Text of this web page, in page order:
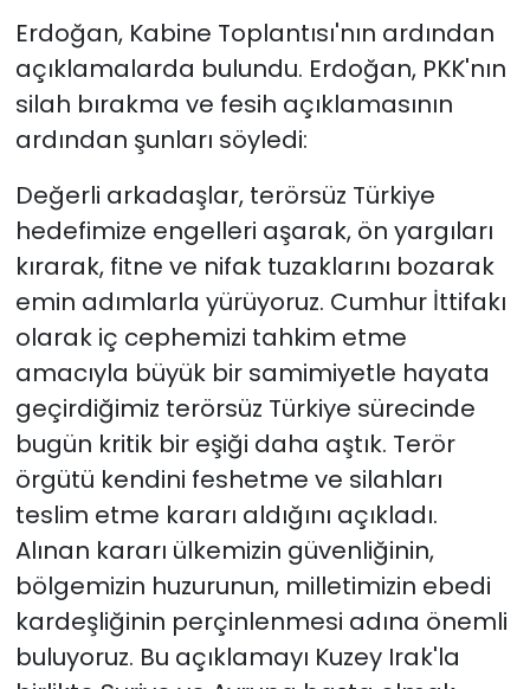
Erdoğan, Kabine Toplantısı'nın ardından
açıklamalarda bulundu. Erdoğan, PKK'nın
silah bırakma ve fesih açıklamasının
ardından şunları söyledi:
Değerli arkadaşlar, terörsüz Türkiye
hedefimize engelleri aşarak, ön yargıları
kırarak, fitne ve nifak tuzaklarını bozarak
emin adımlarla yürüyoruz. Cumhur İttifakı
olarak iç cephemizi tahkim etme
amacıyla büyük bir samimiyetle hayata
geçirdiğimiz terörsüz Türkiye sürecinde
bugün kritik bir eşiği daha aştık. Terör
örgütü kendini feshetme ve silahları
teslim etme kararı aldığını açıkladı.
Alınan kararı ülkemizin güvenliğinin,
bölgemizin huzurunun, milletimizin ebedi
kardeşliğinin perçinlenmesi adına önemli
buluyoruz. Bu açıklamayı Kuzey Irak'la